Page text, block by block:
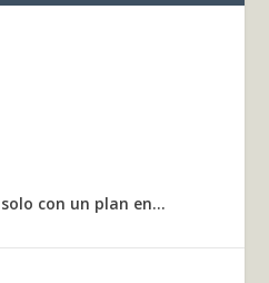
con un plan en...